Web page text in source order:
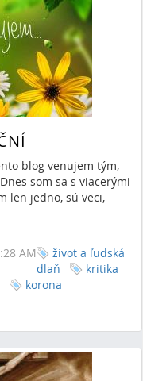
blog venujem tým,
som sa s viacerými
len jedno, sú veci,
AM
život a ľudská
dlaň
kritika
korona